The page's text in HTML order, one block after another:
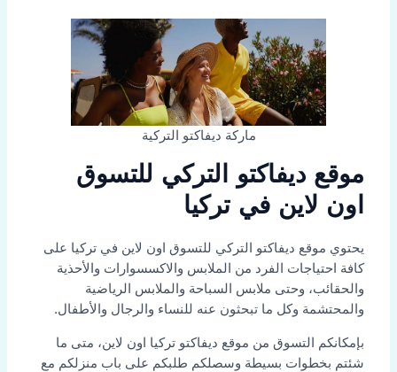
ماركة ديفاكتو التركية
موقع ديفاكتو التركي للتسوق
اون لاين في تركيا
يحتوي موقع ديفاكتو التركي للتسوق اون لاين في تركيا على
كافة احتياجات الفرد من الملابس والاكسسوارات والأحذية
والحقائب، وحتى ملابس السباحة والملابس الرياضية
والمحتشمة وكل ما تبحثون عنه للنساء والرجال والأطفال.
بإمكانكم التسوق من موقع ديفاكتو تركيا اون لاين، متى ما
شئتم بخطوات بسيطة وسصلكم طلبكم على باب منزلكم مع